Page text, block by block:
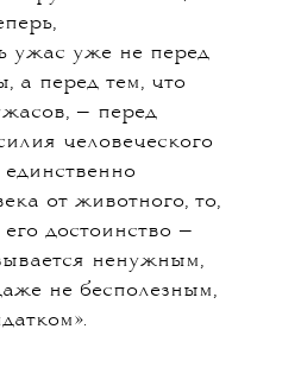
ужас уже не перед
а перед тем, что
— перед
человеческого
от животного, то,
его достоинство —
ненужным,
не бесполезным,